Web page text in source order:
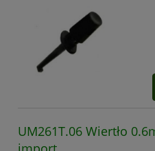
UM261T.06 Wiertło